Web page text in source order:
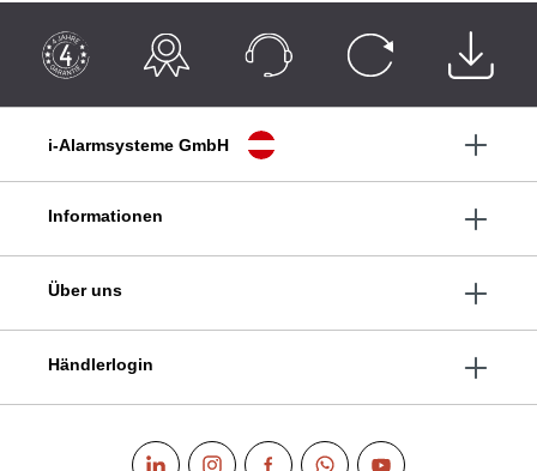
i-Alarmsysteme GmbH
Informationen
Über uns
Händlerlogin